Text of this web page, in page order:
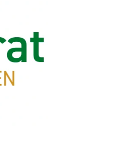
Diakonie im Kirchenkreis
AWO Paulusquartier
Quartier